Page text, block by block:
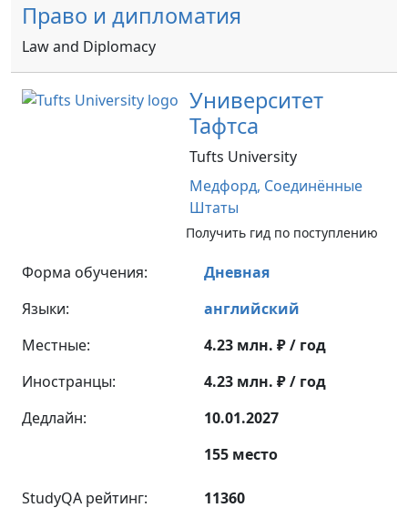
Право и дипломатия
Law and Diplomacy
Университет
Тафтса
Tufts University
Медфорд, Соединённые
Штаты
Получить гид по поступлению
Форма обучения:
Дневная
Языки:
английский
Местные:
4.23 млн. ₽ / год
Иностранцы:
4.23 млн. ₽ / год
Дедлайн:
10.01.2027
155 место
StudyQA рейтинг: 11360